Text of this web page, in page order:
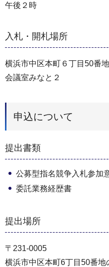
午後２時
入札・開札場所
横浜市中区本町６丁目50
会議室みなと２
申込について
提出書類
公募型指名競争入札参加
委託業務経歴書
提出場所
〒231-0005
横浜市中区本町6丁目50番